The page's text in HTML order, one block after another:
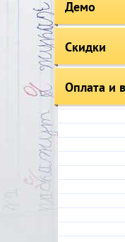
Демо
Скидки
Оплата и